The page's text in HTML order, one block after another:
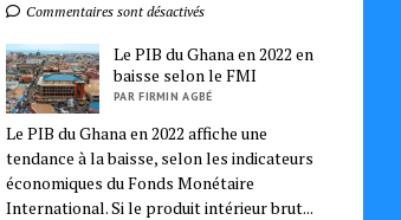
Commentaires sont désactivés
Le PIB du Ghana en 2022 en
baisse selon le FMI
PAR FIRMIN AGBÉ
Le PIB du Ghana en 2022 affiche une
tendance à la baisse, selon les indicateurs
économiques du Fonds Monétaire
International. Si le produit intérieur brut...